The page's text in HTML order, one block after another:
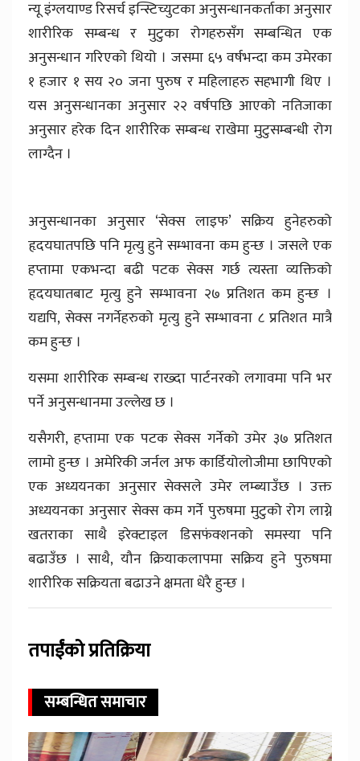
न्यू इंग्लयाण्ड रिसर्च इन्स्टिच्युटका अनुसन्धानकर्ताका अनुसार
शारीरिक सम्बन्ध र मुटुका रोगहरुसँग सम्बन्धित एक
अनुसन्धान गरिएको थियो । जसमा ६५ वर्षभन्दा कम उमेरका
१ हजार १ सय २० जना पुरुष र महिलाहरु सहभागी थिए ।
यस अनुसन्धानका अनुसार २२ वर्षपछि आएको नतिजाका
अनुसार हरेक दिन शारीरिक सम्बन्ध राखेमा मुटुसम्बन्धी रोग
लाग्दैन ।
अनुसन्धानका अनुसार ‘सेक्स लाइफ’ सक्रिय हुनेहरुको
हृदयघातपछि पनि मृत्यु हुने सम्भावना कम हुन्छ । जसले एक
हप्तामा एकभन्दा बढी पटक सेक्स गर्छ त्यस्ता व्यक्तिको
हृदयघातबाट मृत्यु हुने सम्भावना २७ प्रतिशत कम हुन्छ ।
यद्यपि, सेक्स नगर्नेहरुको मृत्यु हुने सम्भावना ८ प्रतिशत मात्रै
कम हुन्छ ।
यसमा शारीरिक सम्बन्ध राख्दा पार्टनरको लगावमा पनि भर
पर्ने अनुसन्धानमा उल्लेख छ ।
यसैगरी, हप्तामा एक पटक सेक्स गर्नेको उमेर ३७ प्रतिशत
लामो हुन्छ । अमेरिकी जर्नल अफ कार्डियोलोजीमा छापिएको
एक अध्ययनका अनुसार सेक्सले उमेर लम्ब्याउँछ । उक्त
अध्ययनका अनुसार सेक्स कम गर्ने पुरुषमा मुटुको रोग लाग्ने
खतराका साथै इरेक्टाइल डिसफंक्शनको समस्या पनि
बढाउँछ । साथै, यौन क्रियाकलापमा सक्रिय हुने पुरुषमा
शारीरिक सक्रियता बढाउने क्षमता धेरै हुन्छ ।
तपाईंको प्रतिक्रिया
सम्बन्धित समाचार